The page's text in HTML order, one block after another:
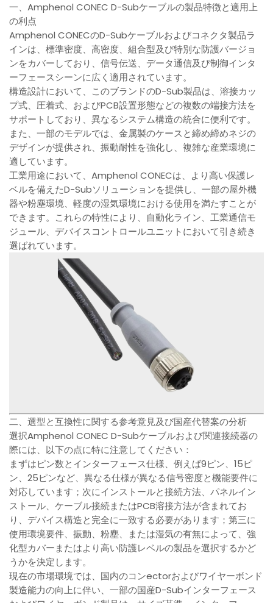
一、Amphenol CONEC D-Subケーブルの製品特徴と適用上
の利点
Amphenol CONECのD-Subケーブルおよびコネクタ製品ラ
インは、標準密度、高密度、組合型及び特別な防護バージョ
ンをカバーしており、信号伝送、データ通信及び制御インタ
ーフェースシーンに広く適用されています。
構造設計において、このブランドのD-Sub製品は、溶接カッ
プ式、圧着式、およびPCB設置形態などの複数の端接方法を
サポートしており、異なるシステム構造の統合に便利です。
また、一部のモデルでは、金属製のケースと締め締めネジの
デザインが提供され、振動耐性を強化し、複雑な産業環境に
適しています。
工業用途において、Amphenol CONECは、より高い保護レ
ベルを備えたD-Subソリューションを提供し、一部の屋外機
器や粉塵環境、軽度の湿気環境における使用を満たすことが
できます。これらの特性により、自動化ライン、工業通信モ
ジュール、デバイスコントロールユニットにおいて引き続き
選ばれています。
二、選型と互換性に関する参考意見及び国産代替案の分析
選択Amphenol CONEC D-Subケーブルおよび関連接続器の
際には、以下の点に特に注意してください：
まずはピン数とインターフェース仕様、例えば9ピン、15ピ
ン、25ピンなど、異なる仕様が異なる信号密度と機能要件に
対応しています；次にインストールと接続方法、パネルイン
ストール、ケーブル接続またはPCB溶接方法が含まれてお
り、デバイス構造と完全に一致する必要があります；第三に
使用環境要件、振動、粉塵、または湿気の有無によって、強
化型カバーまたはより高い防護レベルの製品を選択するかど
うかを決定します。
現在の市場環境では、国内のコンectorおよびワイヤーボンド
製造能力の向上に伴い、一部の国産D-Subインターフェース